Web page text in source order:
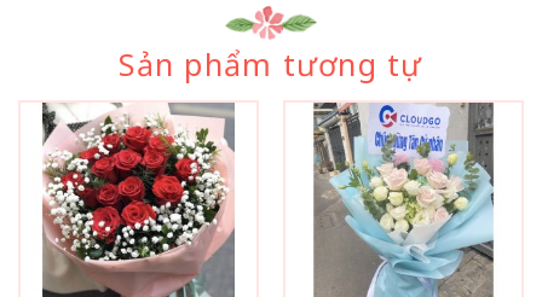
Sản phẩm tương tự